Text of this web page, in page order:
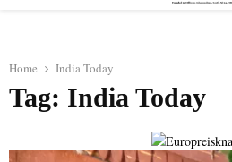
Home India Today
Tag: India Today